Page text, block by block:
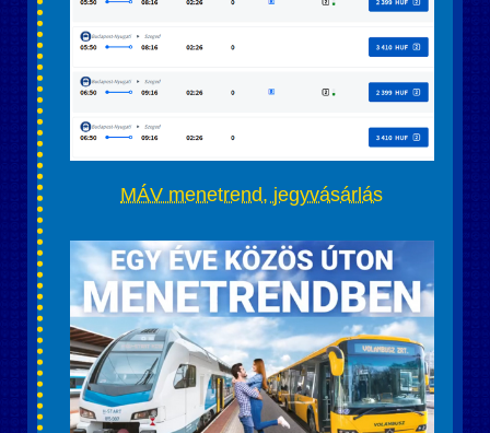
MÁV menetrend, jegyvásárlás